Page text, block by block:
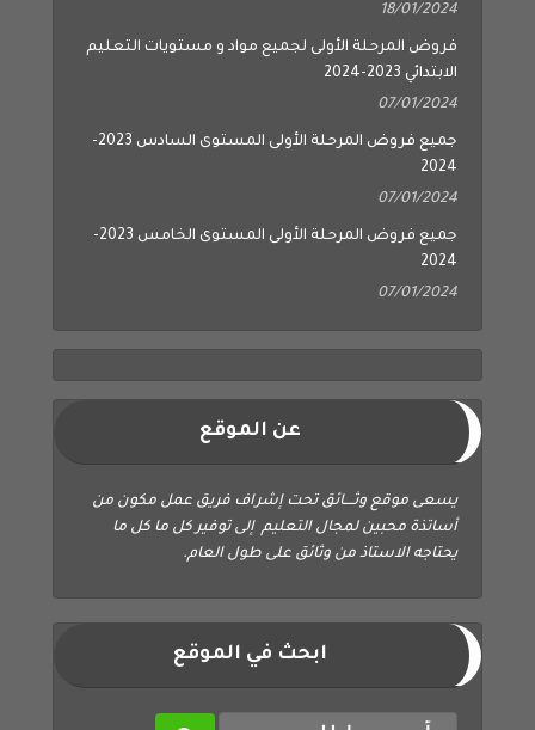
18/01/2024
فروض المرحلة الأولى لجميع مواد و مستويات التعليم
الابتدائي 2023-2024
07/01/2024
جميع فروض المرحلة الأولى المستوى السادس 2023-
2024
07/01/2024
جميع فروض المرحلة الأولى المستوى الخامس 2023-
2024
07/01/2024
عن الموقع
يسعى موقع وثــــائق تحت إشراف فريق عمل مكون من
أساتذة محبين لمجال التعليم إلى توفير كل ما كل ما
يحتاجه الاستاذ من وثائق على طول العام.
ابحث في الموقع